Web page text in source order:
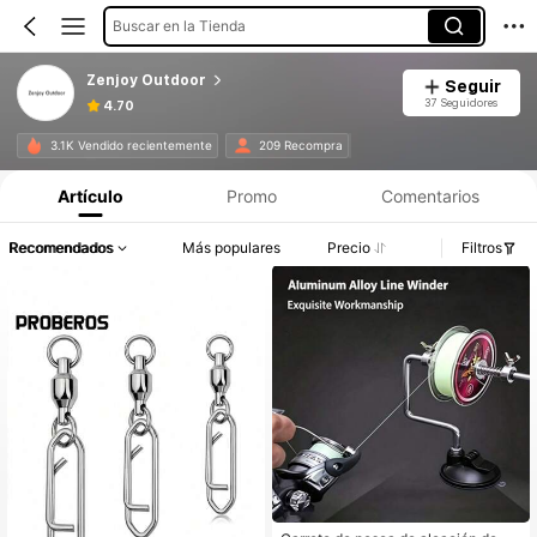
Buscar en la Tienda
Zenjoy Outdoor
4.70
Seguir
37 Seguidores
3.1K Vendido recientemente 209 Recompra
Artículo Promo Comentarios
Recomendados Más populares Precio Filtros